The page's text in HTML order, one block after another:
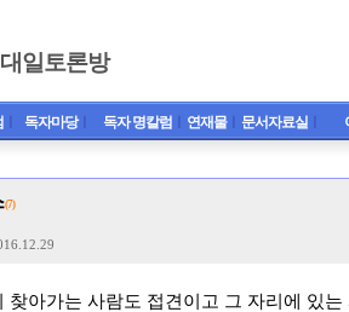
일토론방
독자마당ㅣ 독자 명칼럼 연재물ㅣ 문서자료실
(7)
찾아가는 사람도 접견이고 그 자리에 있